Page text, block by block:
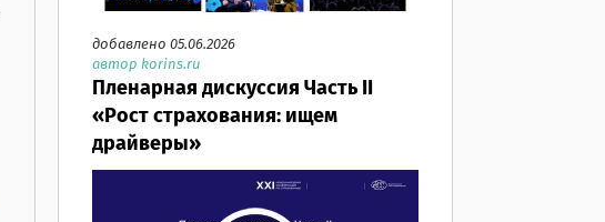
добавлено 05.06.2026
автор korins.ru
Пленарная дискуссия Часть II
«Рост страхования: ищем
драйверы»